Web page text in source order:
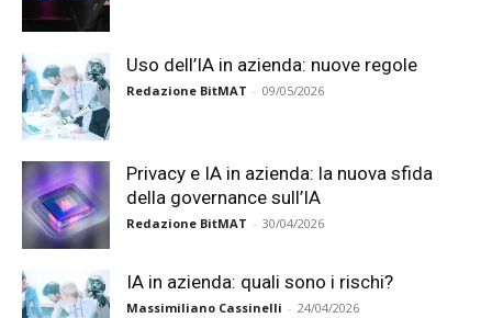
Uso dell’IA in azienda: nuove regole
Redazione BitMAT - 09/05/2026
Privacy e IA in azienda: la nuova sfida
della governance sull’IA
Redazione BitMAT - 30/04/2026
IA in azienda: quali sono i rischi?
Massimiliano Cassinelli - 24/04/2026